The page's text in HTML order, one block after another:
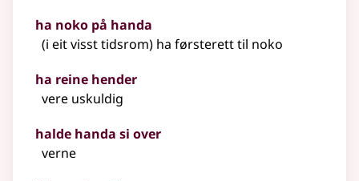
ha noko på handa
(i eit visst tidsrom) ha førsterett til noko
ha reine hender
vere uskuldig
halde handa si over
verne